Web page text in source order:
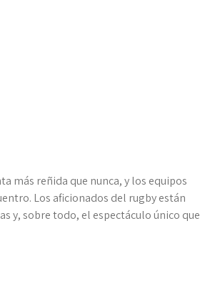
más reñida que nunca, y los equipos
Los aficionados del rugby están
y, sobre todo, el espectáculo único que